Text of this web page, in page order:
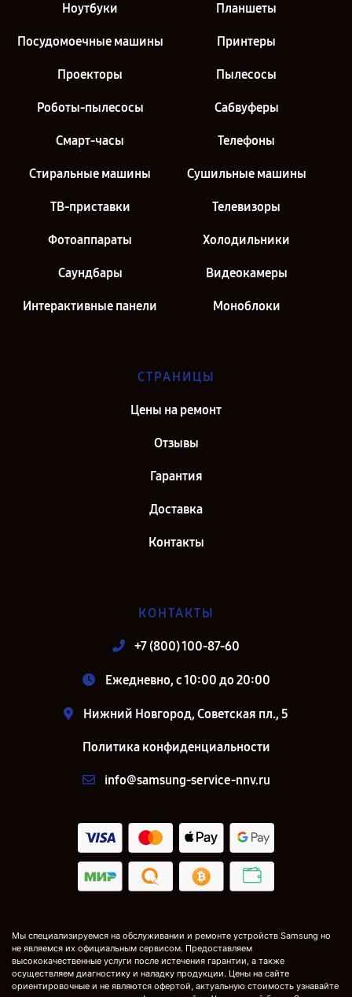
Ноутбуки Планшеты
Посудомоечные машины Принтеры
Проекторы Пылесосы
Роботы-пылесосы Сабвуферы
Смарт-часы Телефоны
Стиральные машины Сушильные машины
ТВ-приставки Телевизоры
Фотоаппараты Холодильники
Саундбары Видеокамеры
Интерактивные панели Моноблоки
СТРАНИЦЫ
Цены на ремонт
Отзывы
Гарантия
Доставка
Контакты
КОНТАКТЫ
+7 (800) 100-87-60
Ежедневно, с 10:00 до 20:00
Нижний Новгород, Советская пл., 5
Политика конфиденциальности
info@samsung-service-nnv.ru
Мы специализируемся на обслуживании и ремонте устройств Samsung но
не являемся их официальным сервисом. Предоставляем
высококачественные услуги после истечения гарантии, а также
осуществляем диагностику и наладку продукции. Цены на сайте
ориентировочные и не являются офертой, актуальную стоимость узнавайте